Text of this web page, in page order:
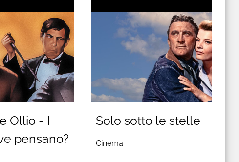
Ollio - I
pensano?
Solo sotto le stelle
Cinema